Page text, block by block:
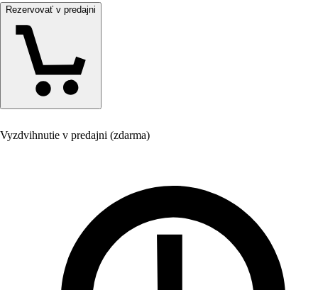
Rezervovať v predajni
Vyzdvihnutie v predajni (zdarma)